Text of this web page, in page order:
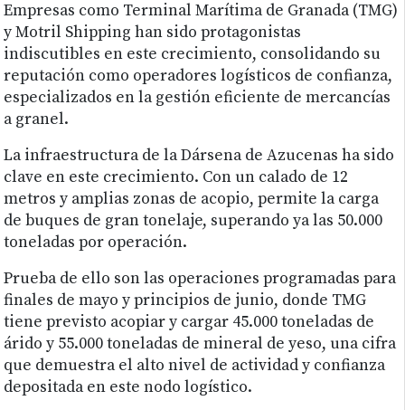
Empresas como Terminal Marítima de Granada (TMG)
y Motril Shipping han sido protagonistas
indiscutibles en este crecimiento, consolidando su
reputación como operadores logísticos de confianza,
especializados en la gestión eficiente de mercancías
a granel.
La infraestructura de la Dársena de Azucenas ha sido
clave en este crecimiento. Con un calado de 12
metros y amplias zonas de acopio, permite la carga
de buques de gran tonelaje, superando ya las 50.000
toneladas por operación.
Prueba de ello son las operaciones programadas para
finales de mayo y principios de junio, donde TMG
tiene previsto acopiar y cargar 45.000 toneladas de
árido y 55.000 toneladas de mineral de yeso, una cifra
que demuestra el alto nivel de actividad y confianza
depositada en este nodo logístico.